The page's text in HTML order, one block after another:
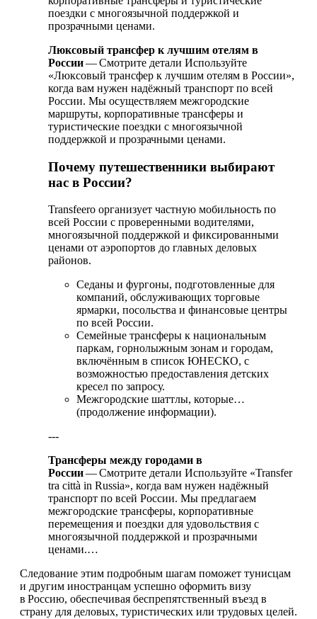
поездки с многоязычной поддержкой и
прозрачными ценами.
Люксовый трансфер к лучшим отелям в
России— Смотрите детали Используйте
«Люксовый трансфер к лучшим отелям в России»,
когда вам нужен надёжный транспорт по всей
России. Мы осуществляем межгородские
маршруты, корпоративные трансферы и
туристические поездки с многоязычной
поддержкой и прозрачными ценами.
Почему путешественники выбирают
нас в России?
Transfeero организует частную мобильность по
всей России с проверенными водителями,
многоязычной поддержкой и фиксированными
ценами от аэропортов до главных деловых
районов.
Седаны и фургоны, подготовленные для
компаний, обслуживающих торговые
ярмарки, посольства и финансовые центры
по всей России.
Семейные трансферы к национальным
паркам, горнолыжным зонам и городам,
включённым в список ЮНЕСКО, с
возможностью предоставления детских
кресел по запросу.
Межгородские шаттлы, которые…
(продолжение информации).
---
Трансферы между городами в
России— Смотрите детали Используйте «Transfer
tra città in Russia», когда вам нужен надёжный
транспорт по всей России. Мы предлагаем
межгородские трансферы, корпоративные
перемещения и поездки для удовольствия с
многоязычной поддержкой и прозрачными
ценами.…
Следование этим подробным шагам поможет тунисцам
и другим иностранцам успешно оформить визу
в Россию, обеспечивая беспрепятственный въезд в
страну для деловых, туристических или трудовых целей.